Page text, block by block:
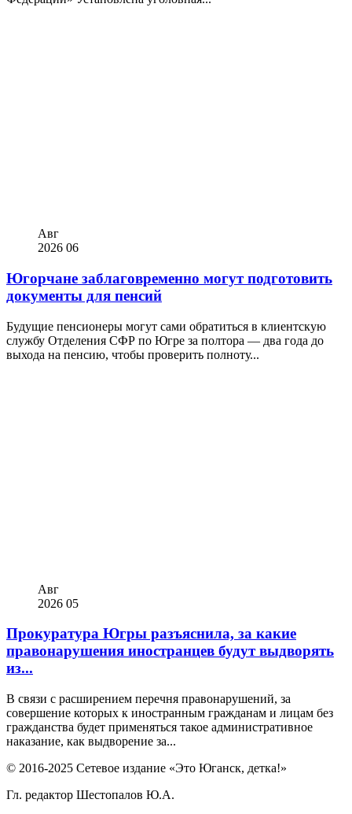
Авг
2026 06
Югорчане заблаговременно могут подготовить
документы для пенсий
Будущие пенсионеры могут сами обратиться в клиентскую
службу Отделения СФР по Югре за полтора — два года до
выхода на пенсию, чтобы проверить полноту...
Авг
2026 05
Прокуратура Югры разъяснила, за какие
правонарушения иностранцев будут выдворять
из...
В связи с расширением перечня правонарушений, за
совершение которых к иностранным гражданам и лицам без
гражданства будет применяться такое административное
наказание, как выдворение за...
© 2016-2025 Сетевое издание «Это Юганск, детка!»
Гл. редактор Шестопалов Ю.А.